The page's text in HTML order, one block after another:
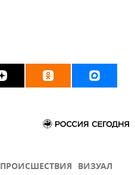
ПРОИСШЕСТВИЯ ВИЗУАЛ